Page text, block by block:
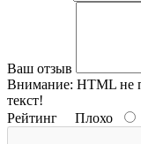
Ваш отзыв
Внимание: HTML не
текст!
Рейтинг Плохо